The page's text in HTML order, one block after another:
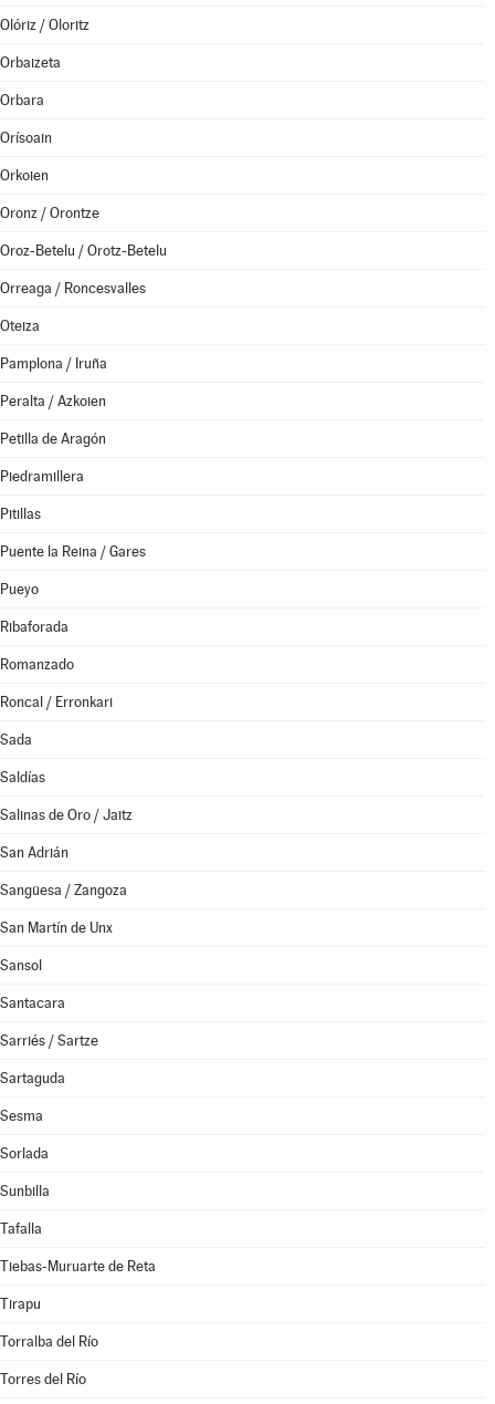
Olóriz / Oloritz
Orbaizeta
Orbara
Orísoain
Orkoien
Oronz / Orontze
Oroz-Betelu / Orotz-Betelu
Orreaga / Roncesvalles
Oteiza
Pamplona / Iruña
Peralta / Azkoien
Petilla de Aragón
Piedramillera
Pitillas
Puente la Reina / Gares
Pueyo
Ribaforada
Romanzado
Roncal / Erronkari
Sada
Saldías
Salinas de Oro / Jaitz
San Adrián
Sangüesa / Zangoza
San Martín de Unx
Sansol
Santacara
Sarriés / Sartze
Sartaguda
Sesma
Sorlada
Sunbilla
Tafalla
Tiebas-Muruarte de Reta
Tirapu
Torralba del Río
Torres del Río